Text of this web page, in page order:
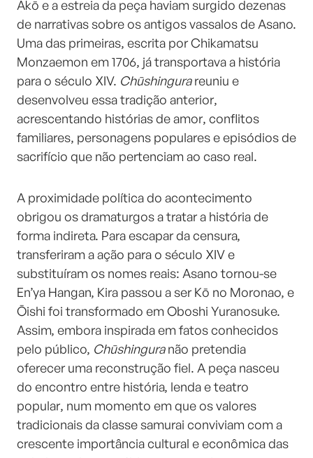
Akō e a estreia da peça haviam surgido dezenas
de narrativas sobre os antigos vassalos de Asano.
Uma das primeiras, escrita por Chikamatsu
Monzaemon em 1706, já transportava a história
para o século XIV. Chūshingurareuniu e
desenvolveu essa tradição anterior,
acrescentando histórias de amor, conflitos
familiares, personagens populares e episódios de
sacrifício que não pertenciam ao caso real.
A proximidade política do acontecimento
obrigou os dramaturgos a tratar a história de
forma indireta. Para escapar da censura,
transferiram a ação para o século XIV e
substituíram os nomes reais: Asano tornou-se
En’ya Hangan, Kira passou a ser Kō no Moronao, e
Ōishi foi transformado em Oboshi Yuranosuke.
Assim, embora inspirada em fatos conhecidos
pelo público, Chūshinguranão pretendia
oferecer uma reconstrução fiel. A peça nasceu
do encontro entre história, lenda e teatro
popular, num momento em que os valores
tradicionais da classe samurai conviviam com a
crescente importância cultural e econômica das